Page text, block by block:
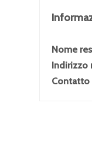
Nome
Indirizzo
Contatto